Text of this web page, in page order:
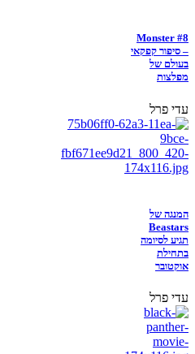
Monster #8
– סיפור קפקאי
בעולם של
מפלצות
עדי פרל
המנגה של
Beastars
תגיע לסיומה
בתחילת
אוקטובר
עדי פרל